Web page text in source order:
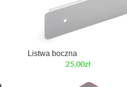
Listwa boczna
25,00zł